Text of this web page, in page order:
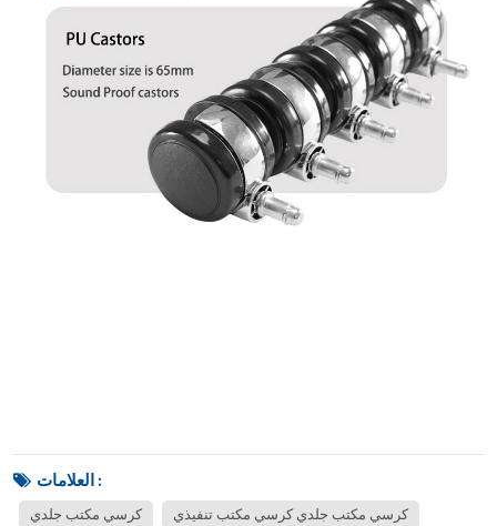
العلامات :
كرسي مكتب جلدي كرسي مكتب جلدي كرسي مكتب تنفيذي